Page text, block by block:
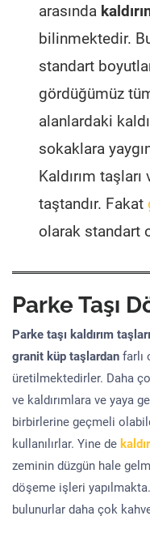
arasında
bilinmektedir.
standart
gördüğümüz
alanlardaki
sokaklara
Kaldırım
taştandır. Fakat
olarak standart
Parke Taşı
Parke taşı kaldırım
granit küp taşlardan farlı
üretilmektedirler. Daha
ve kaldırımlara ve yaya
birbirlerine geçmeli
kullanılırlar. Yine de
zeminin düzgün hale
döşeme işleri
bulunurlar daha çok